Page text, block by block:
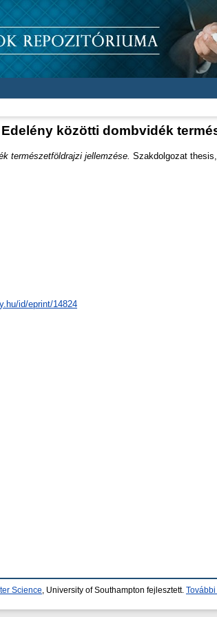
közötti dombvidék
természetföldrajzi jellemzése. Szakdolgozat
id/eprint/14824
Science , University of Southampton fejlesztett.